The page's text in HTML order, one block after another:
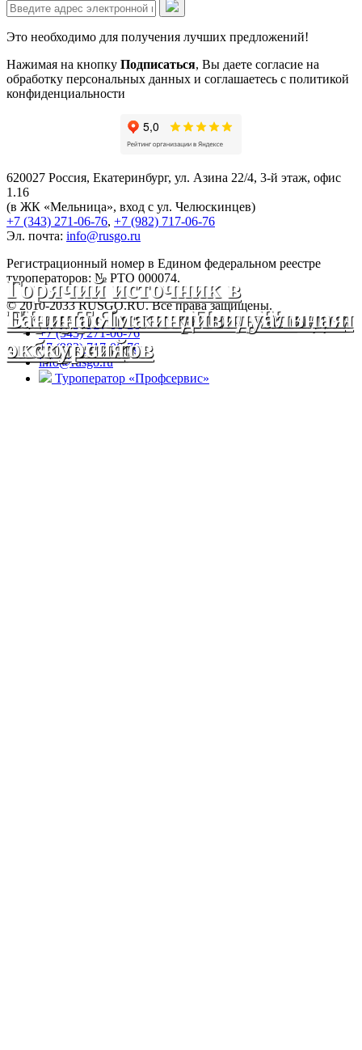
Горячий источник в
Шадринске: термы и Италия
по-уральски
Тур в Тобольск По земле
сибирской
Экскурсия к стеклодувам для
школьников
Ганина Яма индивидуальная
экскурсия
Это необходимо для получения лучших предложений!
Нажимая на кнопку Подписаться, Вы даете согласие на
обработку персональных данных и соглашаетесь с политикой
конфиденциальности
620027 Россия, Екатеринбург, ул. Азина 22/4, 3-й этаж, офис
1.16
(в ЖК «Мельница», вход с ул. Челюскинцев)
+7 (343) 271-06-76, +7 (982) 717-06-76
Эл. почта: info@rusgo.ru
Регистрационный номер в Едином федеральном реестре
туроператоров: № РТО 000074.
© 2010-2033 RUSGO.RU. Все права защищены.
+7 (343) 271-06-76
+7 (982) 717-06-76
info@rusgo.ru
Туроператор «Профсервис»